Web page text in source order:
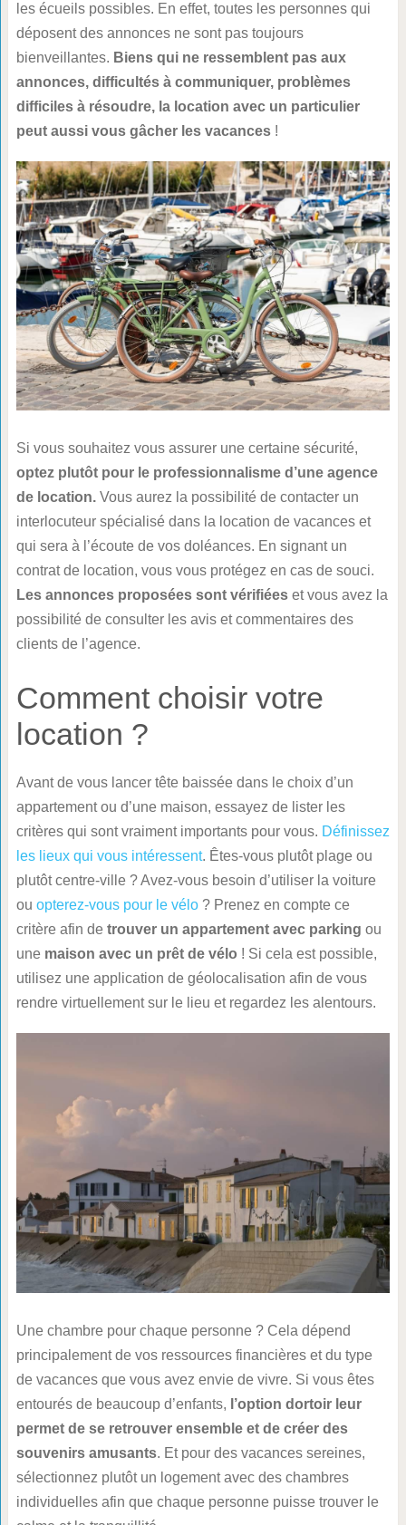
les écueils possibles. En effet, toutes les personnes qui
déposent des annonces ne sont pas toujours
bienveillantes. Biens qui ne ressemblent pas aux
annonces, difficultés à communiquer, problèmes
difficiles à résoudre, la location avec un particulier
peut aussi vous gâcher les vacances!
Si vous souhaitez vous assurer une certaine sécurité,
optez plutôt pour le professionnalisme d’une agence
de location.Vous aurez la possibilité de contacter un
interlocuteur spécialisé dans la location de vacances et
qui sera à l’écoute de vos doléances. En signant un
contrat de location, vous vous protégez en cas de souci.
Les annonces proposées sont vérifiéeset vous avez la
possibilité de consulter les avis et commentaires des
clients de l’agence.
Comment choisir votre
location ?
Avant de vous lancer tête baissée dans le choix d’un
appartement ou d’une maison, essayez de lister les
critères qui sont vraiment importants pour vous. Définissez
les lieux qui vous intéressent. Êtes-vous plutôt plage ou
plutôt centre-ville ? Avez-vous besoin d’utiliser la voiture
ou opterez-vous pour le vélo? Prenez en compte ce
critère afin de trouver un appartement avec parking ou
une maison avec un prêt de vélo ! Si cela est possible,
utilisez une application de géolocalisation afin de vous
rendre virtuellement sur le lieu et regardez les alentours.
Une chambre pour chaque personne ? Cela dépend
principalement de vos ressources financières et du type
de vacances que vous avez envie de vivre. Si vous êtes
entourés de beaucoup d’enfants, l’option dortoir leur
permet de se retrouver ensemble et de créer des
souvenirs amusants. Et pour des vacances sereines,
sélectionnez plutôt un logement avec des chambres
individuelles afin que chaque personne puisse trouver le